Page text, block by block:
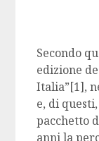
Secondo
edizione
Italia”[1],
e, di
pacchetto
anni la